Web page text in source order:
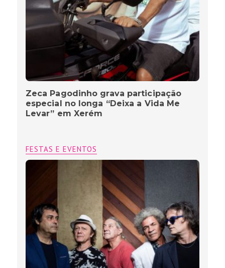
Zeca Pagodinho grava participação
especial no longa “Deixa a Vida Me
Levar” em Xerém
FESTAS E EVENTOS